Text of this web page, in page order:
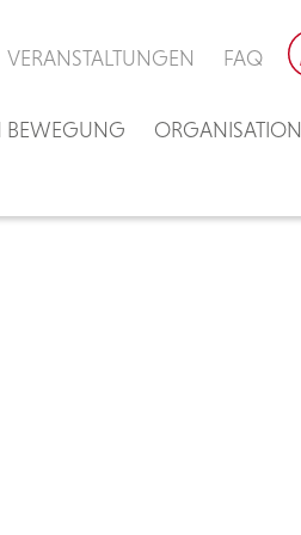
BEWEGUNG ORGANISATION
VERANSTALTUNGEN FAQ